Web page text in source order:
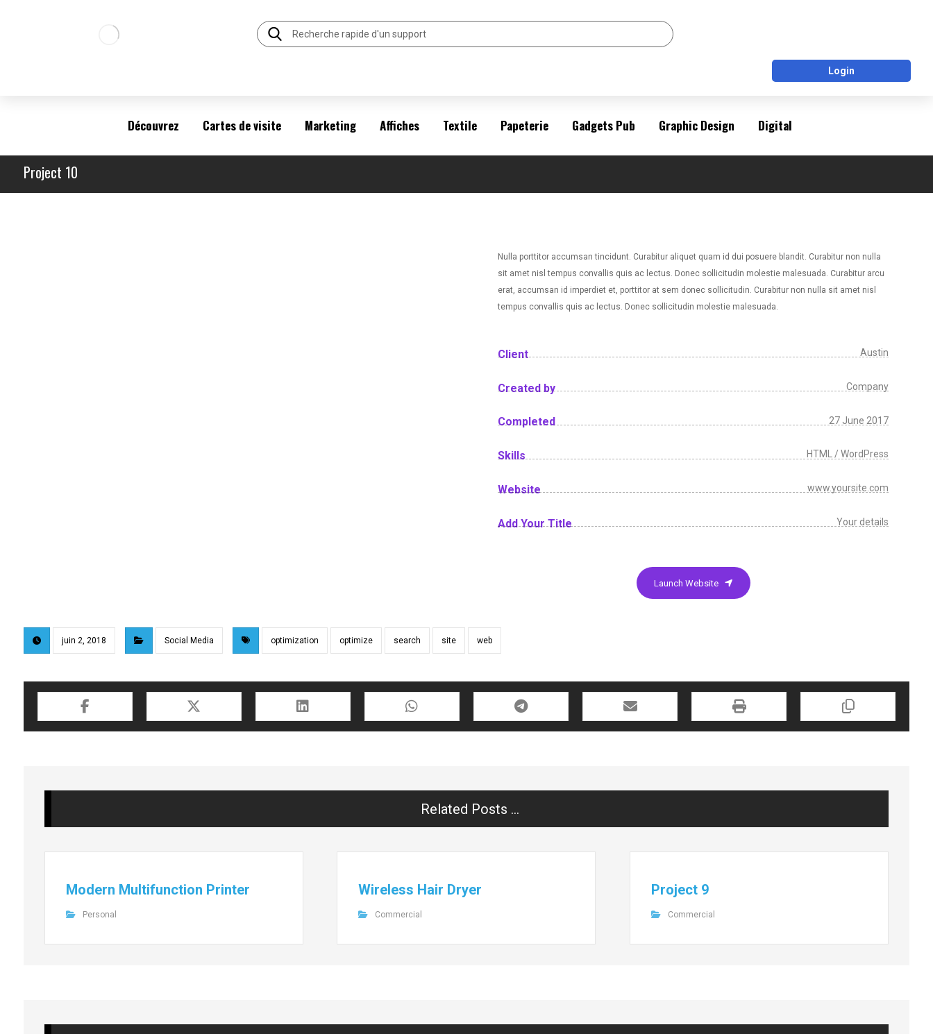
Login
Découvrez Cartes de visite Marketing Affiches Textile Papeterie Gadgets Pub Graphic Design Digital
Project 10
Nulla porttitor accumsan tincidunt. Curabitur aliquet quam id dui posuere blandit. Curabitur non nulla
sit amet nisl tempus convallis quis ac lectus. Donec sollicitudin molestie malesuada. Curabitur arcu
erat, accumsan id imperdiet et, porttitor at sem donec sollicitudin. Curabitur non nulla sit amet nisl
tempus convallis quis ac lectus. Donec sollicitudin molestie malesuada.
Client Austin
Created by Company
Completed 27 June 2017
Skills HTML / WordPress
Website www.yoursite.com
Add Your Title Your details
Launch Website
juin 2, 2018 Social Media optimization optimize search site web
Related Posts ...
Modern Multifunction Printer
Personal
Wireless Hair Dryer
Commercial
Project 9
Commercial